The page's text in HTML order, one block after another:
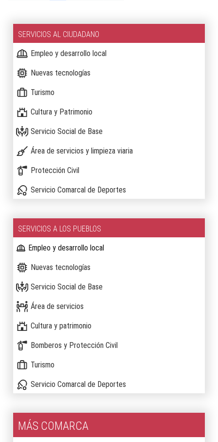
SERVICIOS AL CIUDADANO
Empleo y desarrollo local
Nuevas tecnologías
Turismo
Cultura y Patrimonio
Servicio Social de Base
Área de servicios y limpieza viaria
Protección Civil
Servicio Comarcal de Deportes
SERVICIOS A LOS PUEBLOS
Empleo y desarrollo local
Nuevas tecnologías
Servicio Social de Base
Área de servicios
Cultura y patrimonio
Bomberos y Protección Civil
Turismo
Servicio Comarcal de Deportes
MÁS COMARCA